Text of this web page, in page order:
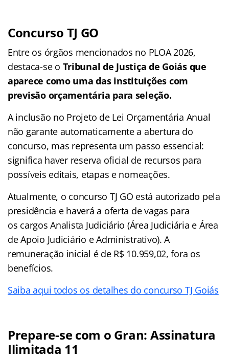
Concurso TJ GO
Entre os órgãos mencionados no PLOA 2026,
destaca-se o Tribunal de Justiça de Goiás que
aparece como uma das instituições com
previsão orçamentária para seleção.
A inclusão no Projeto de Lei Orçamentária Anual
não garante automaticamente a abertura do
concurso, mas representa um passo essencial:
significa haver reserva oficial de recursos para
possíveis editais, etapas e nomeações.
Atualmente, o concurso TJ GO está autorizado pela
presidência e haverá a oferta de vagas para
os cargos Analista Judiciário (Área Judiciária e Área
de Apoio Judiciário e Administrativo). A
remuneração inicial é de R$ 10.959,02, fora os
benefícios.
Saiba aqui todos os detalhes do concurso TJ Goiás
Prepare-se com o Gran: Assinatura
Ilimitada 11